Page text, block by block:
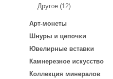
Другое (12)
Арт-монеты
Шнуры и цепочки
Ювелирные вставки
Камнерезное искусство
Коллекция минералов